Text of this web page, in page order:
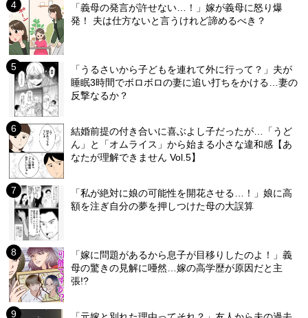
「義母の発言が許せない…！」嫁が義母に怒り爆
発！ 夫は仕方ないと言うけれど諦めるべき？
「うるさいから子どもを連れて外に行って？」夫が
睡眠3時間でボロボロの妻に追い打ちをかける…妻の
反撃なるか？
結婚前提の付き合いに喜ぶよし子だったが…「うど
ん」と「オムライス」から始まる小さな違和感【あ
なたが理解できません Vol.5】
「私が絶対に娘の可能性を開花させる…！」娘に高
額を注ぎ自分の夢を押しつけた母の大誤算
「嫁に問題があるから息子が目移りしたのよ！」義
母の驚きの見解に唖然…嫁の高学歴が原因だと主
張!?